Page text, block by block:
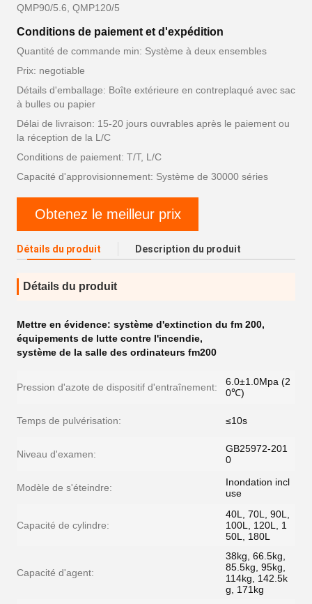
QMP90/5.6, QMP120/5
Conditions de paiement et d'expédition
Quantité de commande min: Système à deux ensembles
Prix: negotiable
Détails d'emballage: Boîte extérieure en contreplaqué avec sac
à bulles ou papier
Délai de livraison: 15-20 jours ouvrables après le paiement ou
la réception de la L/C
Conditions de paiement: T/T, L/C
Capacité d'approvisionnement: Système de 30000 séries
Obtenez le meilleur prix
Détails du produit Description du produit
Détails du produit
Mettre en évidence: système d'extinction du fm 200,
équipements de lutte contre l'incendie,
système de la salle des ordinateurs fm200
Pression d'azote de dispositif d'entraînement:
6.0±1.0Mpa (2
0℃)
Temps de pulvérisation: ≤10s
Niveau d'examen:
GB25972-201
0
Modèle de s'éteindre:
Inondation incl
use
Capacité de cylindre:
40L, 70L, 90L,
100L, 120L, 1
50L, 180L
Capacité d'agent:
38kg, 66.5kg,
85.5kg, 95kg,
114kg, 142.5k
g, 171kg